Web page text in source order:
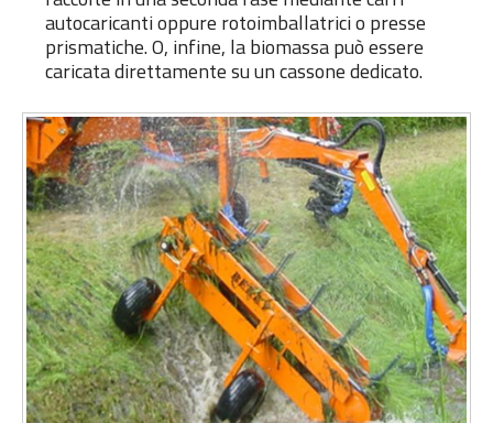
autocaricanti oppure rotoimballatrici o presse
prismatiche. O, infine, la biomassa può essere
caricata direttamente su un cassone dedicato.